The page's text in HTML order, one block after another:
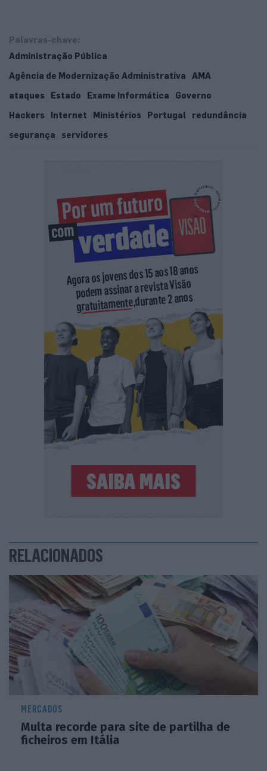
Palavras-chave:
Administração Pública
Agência de Modernização Administrativa
AMA
ataques
Estado Exame Informática
Governo
Hackers
Internet Ministérios Portugal
redundância
segurança
servidores
RELACIONADOS
MERCADOS
Multa recorde para site de partilha de
ficheiros em Itália